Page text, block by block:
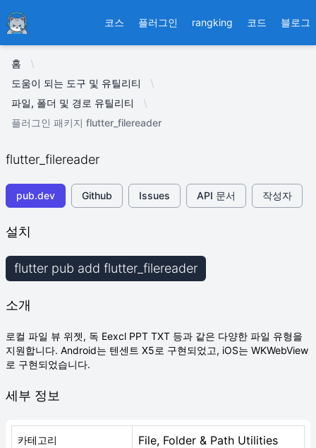
Ducafecat 코스 플러그인 rangking 코드 블로그
홈
도움이 되는 도구 및 유틸리티
파일, 폴더 및 경로 유틸리티
플러그인 패키지 flutter_filereader
flutter_filereader
pub.dev Github Issues API 문서 작성자
설치
flutter pub add flutter_filereader
소개
로컬 파일 뷰 위젯, 독 Eexcl PPT TXT 등과 같은 다양한 파일 유형을
지원합니다. Android는 텐센트 X5로 구현되었고, iOS는 WKWebView
로 구현되었습니다.
세부 정보
카테고리 File, Folder & Path Utilities